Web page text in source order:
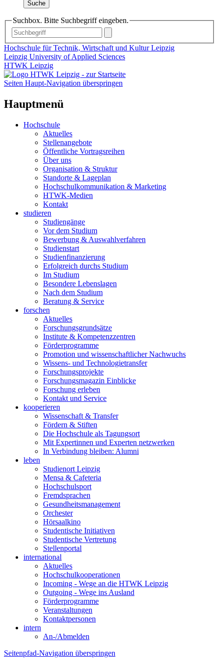
Suche
Suchbox. Bitte Suchbegriff eingeben.
Hochschule für Technik, Wirtschaft und Kultur Leipzig
Leipzig University of Applied Sciences
HTWK Leipzig
Seiten Haupt-Navigation überspringen
Hauptmenü
Hochschule
Aktuelles
Stellenangebote
Öffentliche Vortragsreihen
Über uns
Organisation & Struktur
Standorte & Lageplan
Hochschulkommunikation & Marketing
HTWK-Medien
Kontakt
studieren
Studiengänge
Vor dem Studium
Bewerbung & Auswahlverfahren
Studienstart
Studienfinanzierung
Erfolgreich durchs Studium
Im Studium
Besondere Lebenslagen
Nach dem Studium
Beratung & Service
forschen
Aktuelles
Forschungsgrundsätze
Institute & Kompetenzzentren
Förderprogramme
Promotion und wissenschaftlicher Nachwuchs
Wissens- und Technologietransfer
Forschungsprojekte
Forschungsmagazin Einblicke
Forschung erleben
Kontakt und Service
kooperieren
Wissenschaft & Transfer
Fördern & Stiften
Die Hochschule als Tagungsort
Mit Expertinnen und Experten netzwerken
In Verbindung bleiben: Alumni
leben
Studienort Leipzig
Mensa & Cafeteria
Hochschulsport
Fremdsprachen
Gesundheitsmanagement
Orchester
Hörsaalkino
Studentische Initiativen
Studentische Vertretung
Stellenportal
international
Aktuelles
Hochschulkooperationen
Incoming - Wege an die HTWK Leipzig
Outgoing - Wege ins Ausland
Förderprogramme
Veranstaltungen
Kontaktpersonen
intern
An-/Abmelden
Seitenpfad-Navigation überspringen